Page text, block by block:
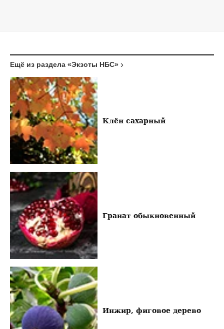
Ещё из раздела «Экзоты НБС»
Клён сахарный
Гранат обыкновенный
Инжир, фиговое дерево